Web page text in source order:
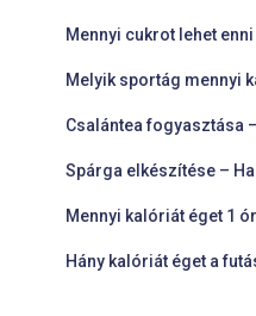
Mennyi cukrot lehet
Melyik sportág mennyi
Csalántea fogyasztása
Spárga elkészítése –
Mennyi kalóriát éget 1
Hány kalóriát éget a